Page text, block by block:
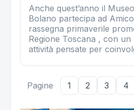
Anche quest’anno il
Bolano partecipa ad
rassegna primaverile
Regione Toscana , con un
attività pensate per
Pagine 1 2 3 4